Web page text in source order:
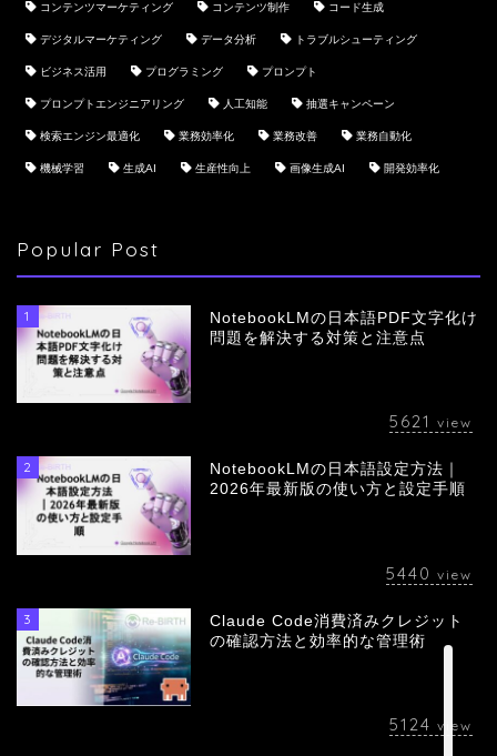
コンテンツマーケティング コンテンツ制作 コード生成
デジタルマーケティング データ分析 トラブルシューティング
ビジネス活用 プログラミング プロンプト
プロンプトエンジニアリング 人工知能 抽選キャンペーン
検索エンジン最適化 業務効率化 業務改善 業務自動化
機械学習 生成AI 生産性向上 画像生成AI 開発効率化
Popular Post
1
NotebookLMの日本語PDF文字化け
問題を解決する対策と注意点
5621 view
2
NotebookLMの日本語設定方法｜
2026年最新版の使い方と設定手順
5440 view
3
Claude Code消費済みクレジット
の確認方法と効率的な管理術
5124 view
会社概要
採用情報